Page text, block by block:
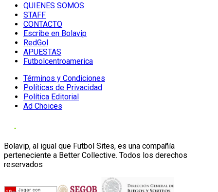
QUIENES SOMOS
STAFF
CONTACTO
Escribe en Bolavip
RedGol
APUESTAS
Futbolcentroamerica
Términos y Condiciones
Políticas de Privacidad
Política Editorial
Ad Choices
Bolavip, al igual que Futbol Sites, es una compañía
perteneciente a Better Collective. Todos los derechos
reservados